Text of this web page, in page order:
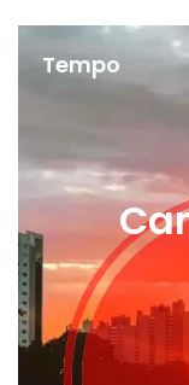
Tempo